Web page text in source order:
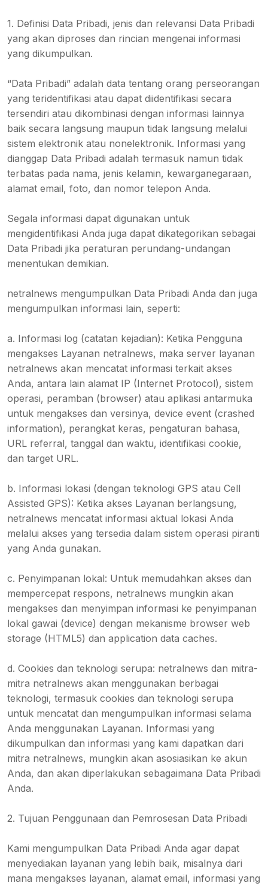
1. Definisi Data Pribadi, jenis dan relevansi Data Pribadi
yang akan diproses dan rincian mengenai informasi
yang dikumpulkan.
“Data Pribadi” adalah data tentang orang perseorangan
yang teridentifikasi atau dapat diidentifikasi secara
tersendiri atau dikombinasi dengan informasi lainnya
baik secara langsung maupun tidak langsung melalui
sistem elektronik atau nonelektronik. Informasi yang
dianggap Data Pribadi adalah termasuk namun tidak
terbatas pada nama, jenis kelamin, kewarganegaraan,
alamat email, foto, dan nomor telepon Anda.
Segala informasi dapat digunakan untuk
mengidentifikasi Anda juga dapat dikategorikan sebagai
Data Pribadi jika peraturan perundang-undangan
menentukan demikian.
netralnews mengumpulkan Data Pribadi Anda dan juga
mengumpulkan informasi lain, seperti:
a. Informasi log (catatan kejadian): Ketika Pengguna
mengakses Layanan netralnews, maka server layanan
netralnews akan mencatat informasi terkait akses
Anda, antara lain alamat IP (Internet Protocol), sistem
operasi, peramban (browser) atau aplikasi antarmuka
untuk mengakses dan versinya, device event (crashed
information), perangkat keras, pengaturan bahasa,
URL referral, tanggal dan waktu, identifikasi cookie,
dan target URL.
b. Informasi lokasi (dengan teknologi GPS atau Cell
Assisted GPS): Ketika akses Layanan berlangsung,
netralnews mencatat informasi aktual lokasi Anda
melalui akses yang tersedia dalam sistem operasi piranti
yang Anda gunakan.
c. Penyimpanan lokal: Untuk memudahkan akses dan
mempercepat respons, netralnews mungkin akan
mengakses dan menyimpan informasi ke penyimpanan
lokal gawai (device) dengan mekanisme browser web
storage (HTML5) dan application data caches.
d. Cookies dan teknologi serupa: netralnews dan mitra-
mitra netralnews akan menggunakan berbagai
teknologi, termasuk cookies dan teknologi serupa
untuk mencatat dan mengumpulkan informasi selama
Anda menggunakan Layanan. Informasi yang
dikumpulkan dan informasi yang kami dapatkan dari
mitra netralnews, mungkin akan asosiasikan ke akun
Anda, dan akan diperlakukan sebagaimana Data Pribadi
Anda.
2. Tujuan Penggunaan dan Pemrosesan Data Pribadi
Kami mengumpulkan Data Pribadi Anda agar dapat
menyediakan layanan yang lebih baik, misalnya dari
mana mengakses layanan, alamat email, informasi yang